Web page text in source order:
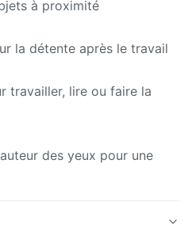
à proximité
la détente après le travail
travailler, lire ou faire la
des yeux pour une